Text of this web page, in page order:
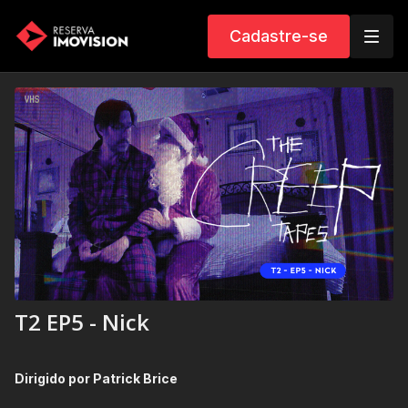
Cadastre-se
T2 EP5 - Nick
Dirigido por Patrick Brice